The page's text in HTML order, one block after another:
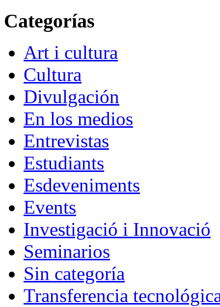
Categorías
Art i cultura
Cultura
Divulgación
En los medios
Entrevistas
Estudiants
Esdeveniments
Events
Investigació i Innovació
Seminarios
Sin categoría
Transferencia